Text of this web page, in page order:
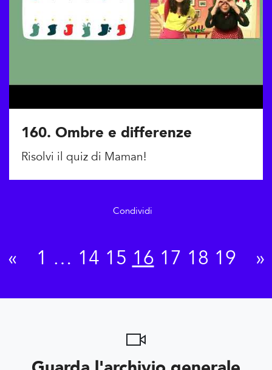
160. Ombre e differenze
Risolvi il quiz di Maman!
Condividi
« 1 … 14 15 16 17 18 19 »